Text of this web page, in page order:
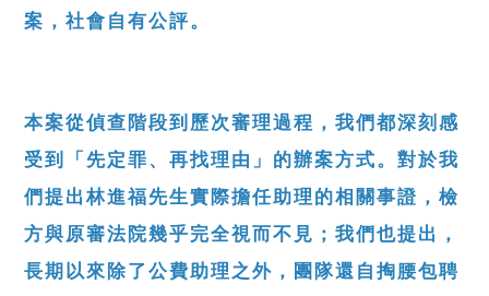
案，社會自有公評。
本案從偵查階段到歷次審理過程，我們都深刻感
受到「先定罪、再找理由」的辦案方式。對於我
們提出林進福先生實際擔任助理的相關事證，檢
方與原審法院幾乎完全視而不見；我們也提出，
長期以來除了公費助理之外，團隊還自掏腰包聘